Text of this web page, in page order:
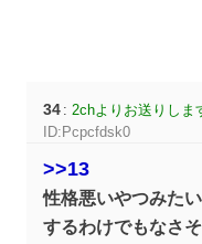
34 : 2chよりお送りしま
ID:Pcpcfdsk0
>>13
性格悪いやつみた
するわけでもなさ